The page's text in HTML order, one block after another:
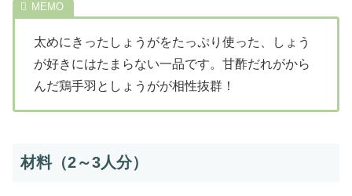
太めにきったしょうがをたっぷり使った、しょう
が好きにはたまらない一品です。甘酢だれがから
んだ鶏手羽としょうがが相性抜群！
材料（2～3人分）